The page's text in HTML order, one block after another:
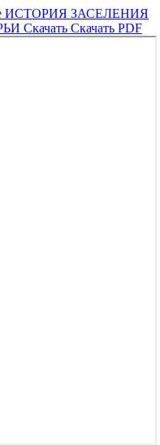
ИСТОРИЯ ЗАСЕЛЕНИЯ
Скачать Скачать PDF